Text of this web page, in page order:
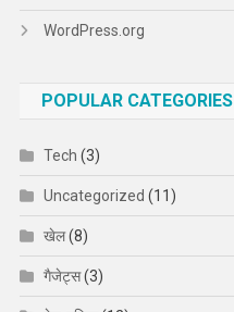
WordPress.org
POPULAR CATEGORIES
Tech (3)
Uncategorized (11)
खेल(8)
गैजेट्स(3)